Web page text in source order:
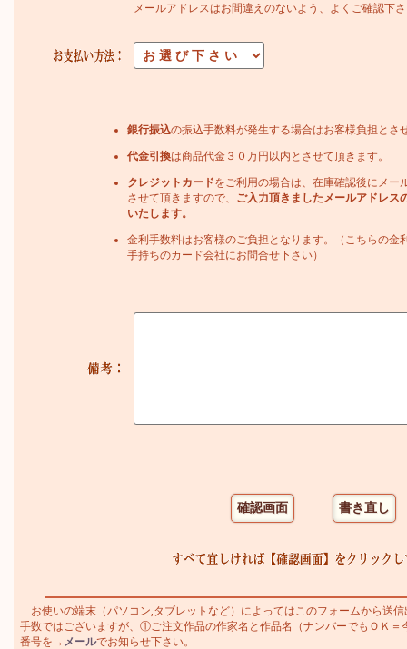
メールアドレスはお間違えのないよう、よくご確認下
銀行振込の振込手数料が発生する場合はお客様負担とさ
代金引換は商品代金３０万円以内とさせて頂きます。
クレジットカードをご利用の場合は、在庫確認後にメー
させて頂きますので、
ご入力頂きましたメールアドレス
いたします。
金利手数料はお客様のご負担となります。（こちらの金
手持ちのカード会社にお問合せ下さい）
お使いの端末（パソコン,タブレットなど）によってはこのフォームから送
手数ではございますが、①ご注文作品の作家名と作品名（ナンバーでもＯＫ
番号を→ メールでお知らせ下さい。